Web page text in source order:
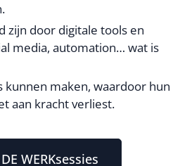
zijn door digitale tools en
media, automation… wat is
kunnen maken, waardoor hun
aan kracht verliest.
WERKsessies